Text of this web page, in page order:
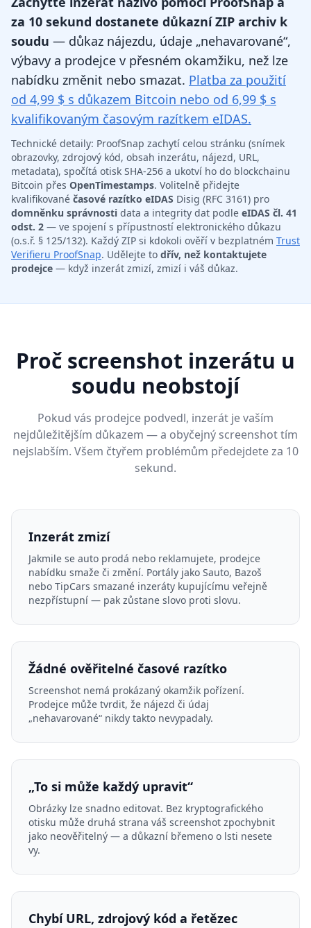
za 10 sekund dostanete důkazní ZIP archiv k
soudu — důkaz nájezdu, údaje „nehavarované“,
výbavy a prodejce v přesném okamžiku, než lze
nabídku změnit nebo smazat. Platba za použití
od 4,99 $ s důkazem Bitcoin nebo od 6,99 $ s
kvalifikovaným časovým razítkem eIDAS.
Technické detaily: ProofSnap zachytí celou stránku (snímek
obrazovky, zdrojový kód, obsah inzerátu, nájezd, URL,
metadata), spočítá otisk SHA-256 a ukotví ho do blockchainu
Bitcoin přes OpenTimestamps. Volitelně přidejte
kvalifikované časové razítko eIDAS Disig (RFC 3161) pro
domněnku správnosti data a integrity dat podle eIDAS čl. 41
odst. 2 — ve spojení s přípustností elektronického důkazu
(o.s.ř. § 125/132). Každý ZIP si kdokoli ověří v bezplatném Trust
Verifieru ProofSnap. Udělejte to dřív, než kontaktujete
prodejce — když inzerát zmizí, zmizí i váš důkaz.
Proč screenshot inzerátu u
soudu neobstojí
Pokud vás prodejce podvedl, inzerát je vaším
nejdůležitějším důkazem — a obyčejný screenshot tím
nejslabším. Všem čtyřem problémům předejdete za 10
sekund.
Inzerát zmizí
Jakmile se auto prodá nebo reklamujete, prodejce
nabídku smaže či změní. Portály jako Sauto, Bazoš
nebo TipCars smazané inzeráty kupujícímu veřejně
nezpřístupní — pak zůstane slovo proti slovu.
Žádné ověřitelné časové razítko
Screenshot nemá prokázaný okamžik pořízení.
Prodejce může tvrdit, že nájezd či údaj
„nehavarované“ nikdy takto nevypadaly.
„To si může každý upravit“
Obrázky lze snadno editovat. Bez kryptografického
otisku může druhá strana váš screenshot zpochybnit
jako neověřitelný — a důkazní břemeno o lsti nesete
vy.
Chybí URL, zdrojový kód a řetězec